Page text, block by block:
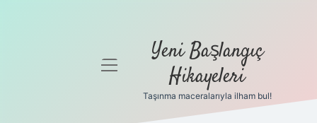
menüyü
Yeni Başlangıç
Hikayeleri
Taşınma maceralarıyla ilham bul!